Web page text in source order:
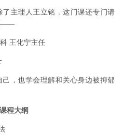
主理人王立铭，这门课还专门请
——
王化宁主任
，也学会理解和关心身边被抑郁
课程大纲